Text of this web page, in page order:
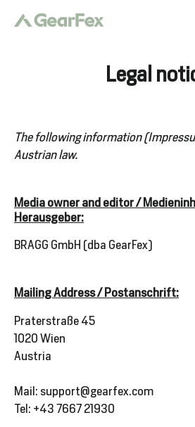
Boots
Logo
Gear
SALE
Legal
The following information
Austrian law.
Media owner and editor /
Herausgeber:
BRAGG GmbH (dba GearFex)
Mailing Address / Postanschrift:
Praterstraße 45
1020 Wien
Austria
Mail: support@gearfex.com
Tel: +43 7667 21930